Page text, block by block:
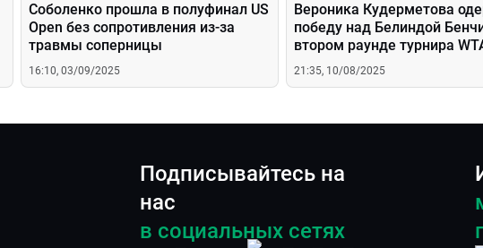
Соболенко прошла в полуфинал US
Open без сопротивления из-за
травмы соперницы
16:10, 03/09/2025
Вероника Кудерметова
победу над Белиндой
втором раунде турнира
21:35, 10/08/2025
Подписывайтесь на
нас
в социальных сетях